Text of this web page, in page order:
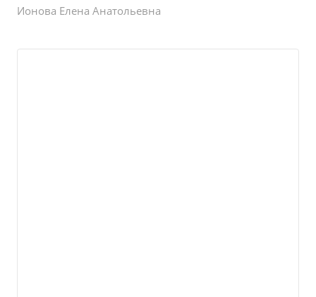
Ионова Елена Анатольевна